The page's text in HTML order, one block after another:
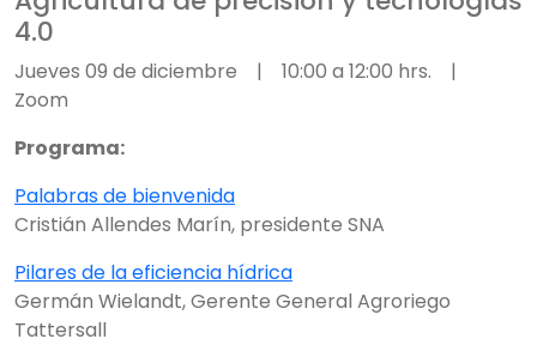
4.0
Jueves 09 de diciembre | 10:00 a 12:00 hrs. |
Zoom
Programa:
Palabras de bienvenida
Cristián Allendes Marín, presidente SNA
Pilares de la eficiencia hídrica
Germán Wielandt, Gerente General Agroriego
Tattersall